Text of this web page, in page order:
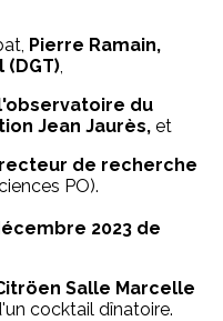
Pierre Ramain,
,
du
Jean Jaurès, et
de recherche
PO).
2023 de
Salle Marcelle
cocktail dînatoire.